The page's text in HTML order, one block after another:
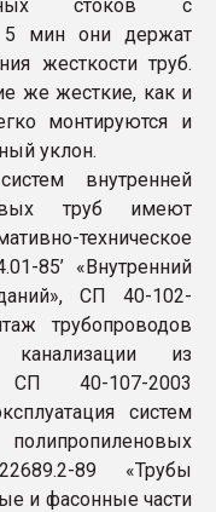
стоков с
5 мин они держат
жесткости труб.
же жесткие, как и
монтируются и
уклон.
внутренней
труб имеют
техническое
85’ «Внутренний
СП 40-102-
трубопроводов
из
СП 40-107-2003
систем
89 «Трубы
и фасонные части